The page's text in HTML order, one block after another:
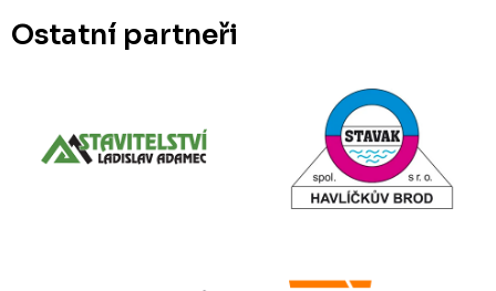
Ostatní partneři